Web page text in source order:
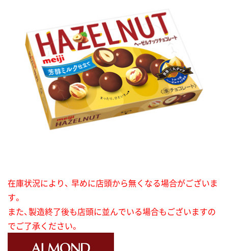
在庫状況により、 早めに店頭から無くなる場合がございま
す。
また、製造終了後も店頭に並んでいる場合もございますの
でご了承ください。